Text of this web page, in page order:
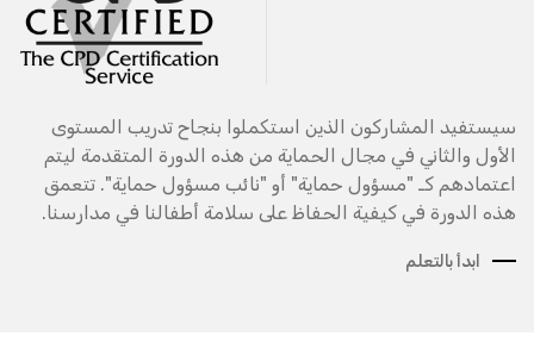
سيستفيد المشاركون الذين استكملوا بنجاح تدريب المستوى
الأول والثاني في مجال الحماية من هذه الدورة المتقدمة ليتم
اعتمادهم كـ "مسؤول حماية" أو "نائب مسؤول حماية". تتعمق
هذه الدورة في كيفية الحفاظ على سلامة أطفالنا في مدارسنا.
ابدأ بالتعلم